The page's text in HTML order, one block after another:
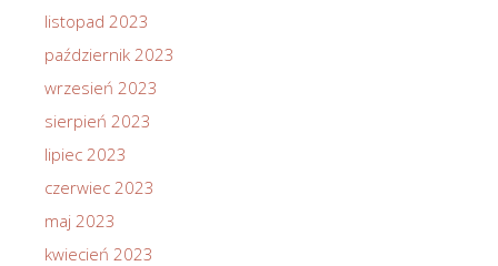
listopad 2023
październik 2023
wrzesień 2023
sierpień 2023
lipiec 2023
czerwiec 2023
maj 2023
kwiecień 2023